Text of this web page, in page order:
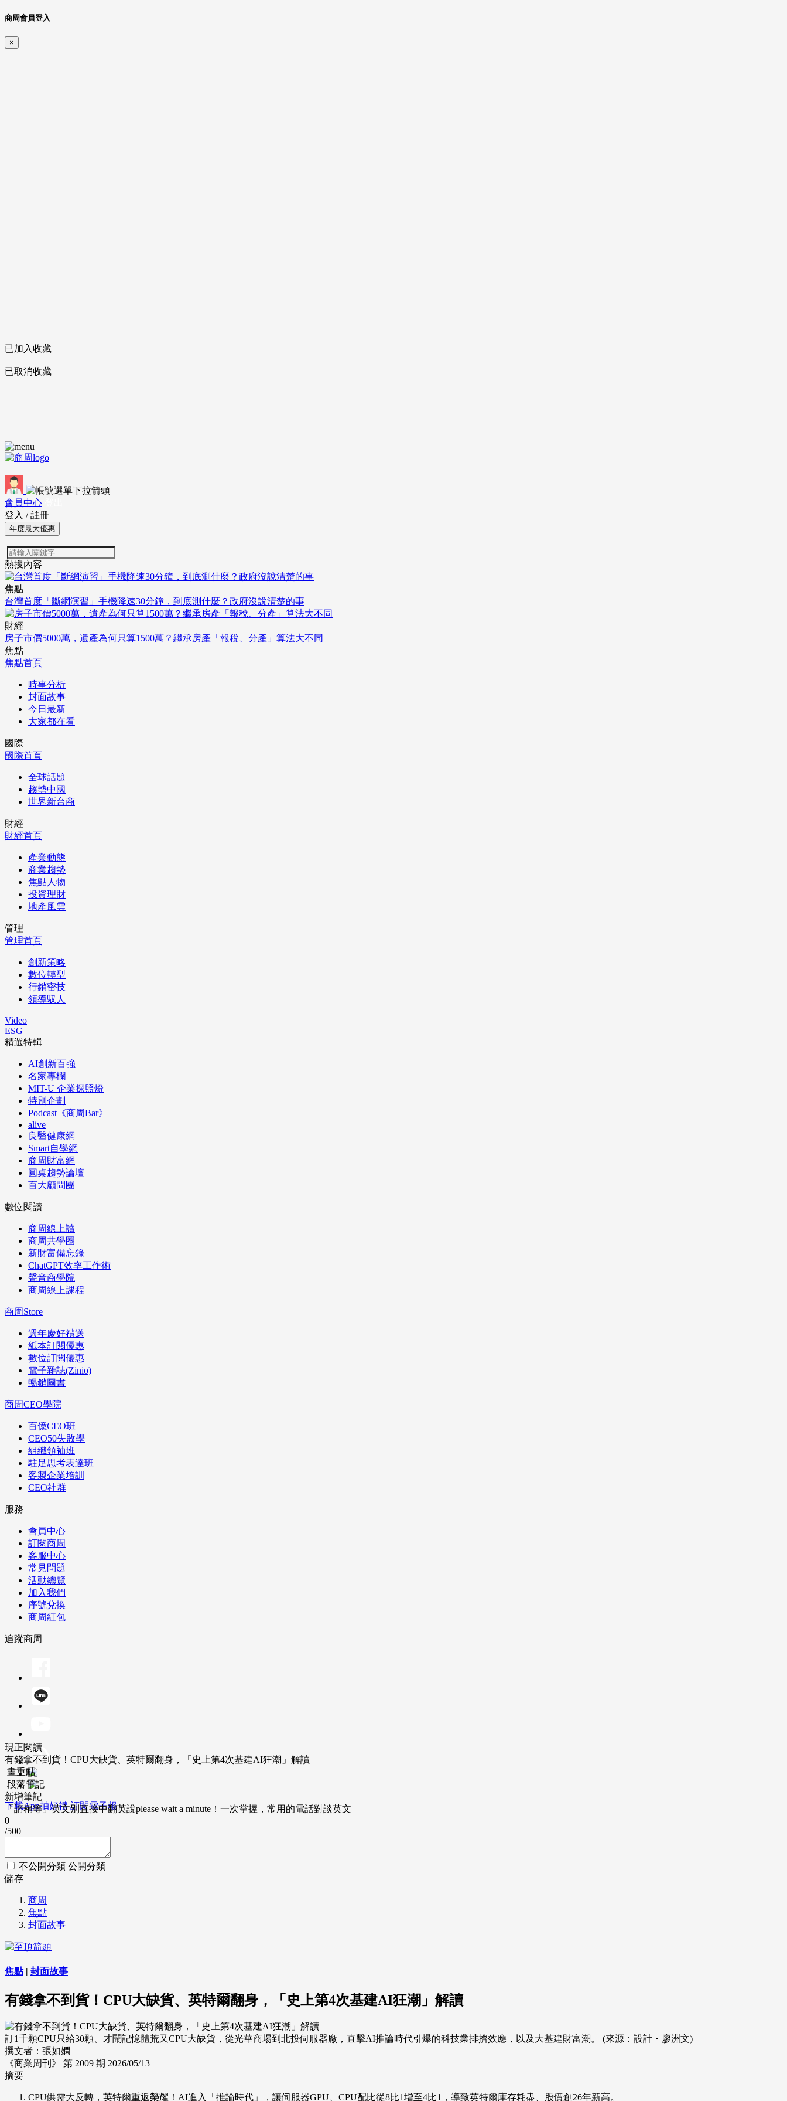
商周會員登入
×
已加入收藏
已取消收藏
會員中心
登入 / 註冊
年度最大優惠
熱搜內容
焦點
台灣首度「斷網演習」手機降速30分鐘，到底測什麼？政府沒說清楚的事
財經
房子市價5000萬，遺產為何只算1500萬？繼承房產「報稅、分產」算法大不同
焦點
焦點首頁
時事分析
封面故事
今日最新
大家都在看
國際
國際首頁
全球話題
趨勢中國
世界新台商
財經
財經首頁
產業動態
商業趨勢
焦點人物
投資理財
地產風雲
管理
管理首頁
創新策略
數位轉型
行銷密技
領導馭人
Video
ESG
精選特輯
AI創新百強
名家專欄
MIT-U 企業探照燈
特別企劃
Podcast《商周Bar》
alive
良醫健康網
Smart自學網
商周財富網
圓桌趨勢論壇
百大顧問團
數位閱讀
商周線上讀
商周共學圈
新財富備忘錄
ChatGPT效率工作術
聲音商學院
商周線上課程
商周Store
週年慶好禮送
紙本訂閱優惠
數位訂閱優惠
電子雜誌(Zinio)
暢銷圖書
商周CEO學院
百億CEO班
CEO50失敗學
組織領袖班
駐足思考表達班
客製企業培訓
CEO社群
服務
會員中心
訂閱商周
客服中心
常見問題
活動總覽
加入我們
序號兌換
商周紅包
追蹤商周
下載App抽好禮 訂閱電子報
現正閱讀
有錢拿不到貨！CPU大缺貨、英特爾翻身，「史上第4次基建AI狂潮」解讀
畫重點
段落筆記
新增筆記
「請稍等」英文別直接中翻英說please wait a minute！一次掌握，常用的電話對談英文
0
/500
不公開分類 公開分類
儲存
商周
焦點
封面故事
焦點| 封面故事
有錢拿不到貨！CPU大缺貨、英特爾翻身，「史上第4次基建AI狂潮」解讀
訂1千顆CPU只給30顆、才鬧記憶體荒又CPU大缺貨，從光華商場到北投伺服器廠，直擊AI推論時代引爆的科技業排擠效應，以及大基建財富潮。 (來源：設計・廖洲文)
撰文者：張如嫻
《商業周刊》 第 2009 期 2026/05/13
摘要
CPU供需大反轉，英特爾重返榮耀！AI進入「推論時代」，讓伺服器GPU、CPU配比從8比1增至4比1，導致英特爾庫存耗盡、股價創26年新高。